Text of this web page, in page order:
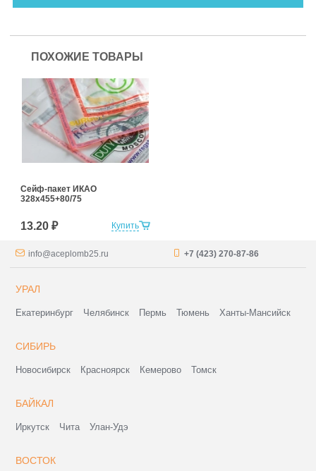
ПОХОЖИЕ ТОВАРЫ
Купить
Сейф-пакет ИКАО
328х455+80/75
13.20 ₽
info@aceplomb25.ru +7 (423) 270-87-86
УРАЛ
Екатеринбург Челябинск Пермь Тюмень Ханты-Мансийск
СИБИРЬ
Новосибирск Красноярск Кемерово Томск
БАЙКАЛ
Иркутск Чита Улан-Удэ
ВОСТОК